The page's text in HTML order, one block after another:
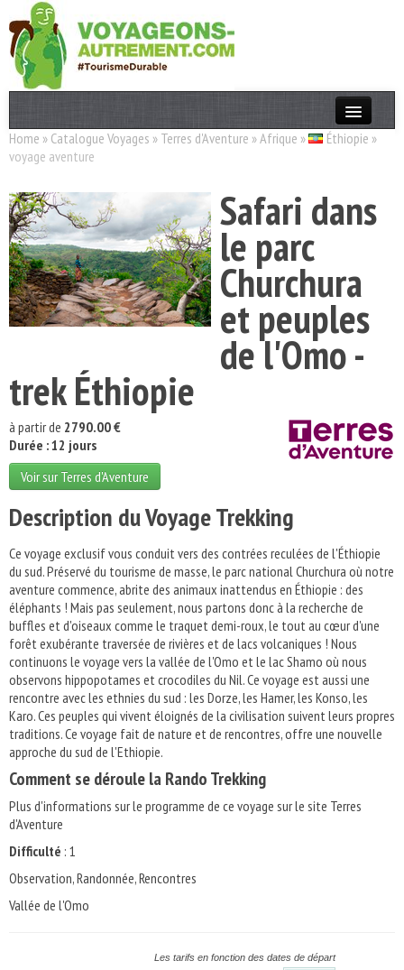
Actualités
Destinations
Acteurs
Thèmes
Home » Catalogue Voyages » Terres d'Aventure »Afrique » Éthiopie »
voyage aventure
Safari dans
le parc
Churchura
et peuples
de l'Omo -
trek Éthiopie
à partir de 2790.00 €
Durée : 12 jours
Voir sur Terres d'Aventure
Description du Voyage Trekking
Ce voyage exclusif vous conduit vers des contrées reculées de l'Éthiopie
du sud. Préservé du tourisme de masse, le parc national Churchura où notre
aventure commence, abrite des animaux inattendus en Éthiopie : des
éléphants ! Mais pas seulement, nous partons donc à la recherche de
buffles et d'oiseaux comme le traquet demi-roux, le tout au cœur d'une
forêt exubérante traversée de rivières et de lacs volcaniques ! Nous
continuons le voyage vers la vallée de l'Omo et le lac Shamo où nous
observons hippopotames et crocodiles du Nil. Ce voyage est aussi une
rencontre avec les ethnies du sud : les Dorze, les Hamer, les Konso, les
Karo. Ces peuples qui vivent éloignés de la civilisation suivent leurs propres
traditions. Ce voyage fait de nature et de rencontres, offre une nouvelle
approche du sud de l'Ethiopie.
Comment se déroule la Rando Trekking
Plus d'informations sur le programme de ce voyage sur le site Terres
d'Aventure
Difficulté : 1
Observation, Randonnée, Rencontres
Vallée de l'Omo
Les tarifs en fonction des dates de départ